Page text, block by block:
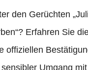
den Gerüchten
Erfahren Sie
offiziellen
Umgang